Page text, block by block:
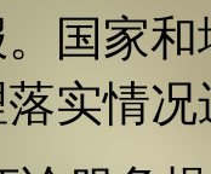
国家
实情